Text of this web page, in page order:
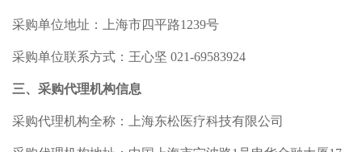
采购单位地址：上海市四平路1239号
采购单位联系方式：王心坚 021-69583924
三、采购代理机构信息
采购代理机构全称：上海东松医疗科技有限公司